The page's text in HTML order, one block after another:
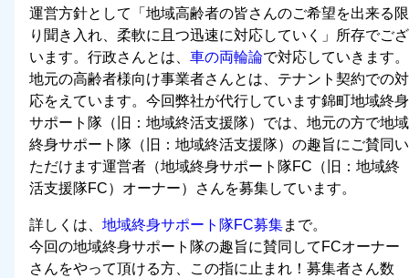
運営方針として「 地域高齢者の皆さんのご希望を出来る限
り聞き入れ、柔軟に且つ迅速に対応していく
」所存でござ
います。行政さんとは、 車の両輪論で対応していきます。
地元の高齢者様向け事業者さんとは、テナント契約での対
応をえています。今回弊社が代行しています錦町地域終身
サポート隊（旧：地域終活支援隊）では、地元の方で地域
終身サポート隊（旧：地域終活支援隊）の趣旨にご賛同い
ただけます運営者（地域終身サポート隊FC（旧：地域終
活支援隊FC）オーナー）さんを募集しています。
詳しくは、 地域終身サポート隊FC募集まで。
今回の地域終身サポート隊の趣旨に賛同してFCオーナー
さんをやって頂ける方、この指に止まれ！募集者さん数